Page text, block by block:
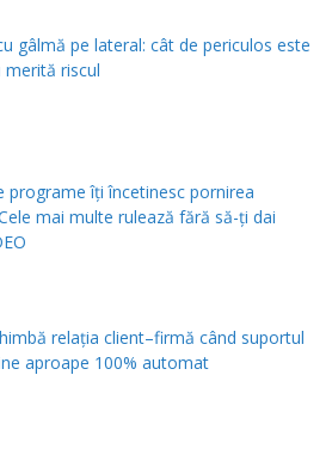
gâlmă pe lateral: cât de periculos este
merită riscul
programe îți încetinesc pornirea
mai multe rulează fără să-ți dai
relația client–firmă când suportul
aproape 100% automat